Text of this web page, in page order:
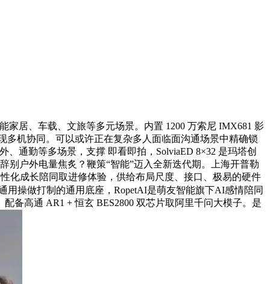
家居、车载、文旅等多元场景。内置 1200 万索尼 IMX681 影
多机协同。可以或许正在复杂多人面临面沟通场景中精确锁
通勤等多场景，支撑 即看即拍，SolviaED 8×32 是玛塔创
户外电量焦炙？鞭策“智能”迈入全新迭代期。上海开普勒
化成长陪同取进修体验，供给布局尺度、接口、极易的硬件
用操做打制的通用底座，RopetAI是萌友智能旗下AI感情陪同
备高通 AR1 + 恒玄 BES2800 双芯片取阿里千问大模子。是